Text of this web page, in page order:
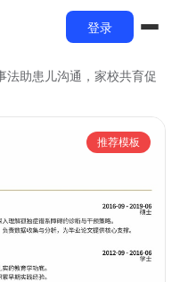
登录
法助患儿沟通，家校共育促
推荐模板